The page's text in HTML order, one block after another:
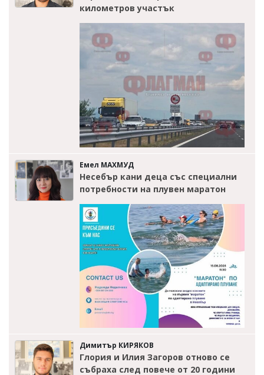
километров участък
Емел МАХМУД
Несебър кани деца със специални
потребности на плувен маратон
Димитър КИРЯКОВ
Глория и Илия Загоров отново се
събраха след повече от 20 години